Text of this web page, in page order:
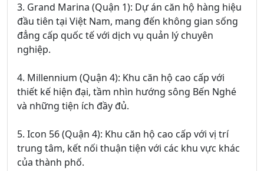
3. Grand Marina (Quận 1): Dự án căn hộ hàng hiệu
đầu tiên tại Việt Nam, mang đến không gian sống
đẳng cấp quốc tế với dịch vụ quản lý chuyên
nghiệp.
4. Millennium (Quận 4): Khu căn hộ cao cấp với
thiết kế hiện đại, tầm nhìn hướng sông Bến Nghé
và những tiện ích đầy đủ.
5. Icon 56 (Quận 4): Khu căn hộ cao cấp với vị trí
trung tâm, kết nối thuận tiện với các khu vực khác
của thành phố.